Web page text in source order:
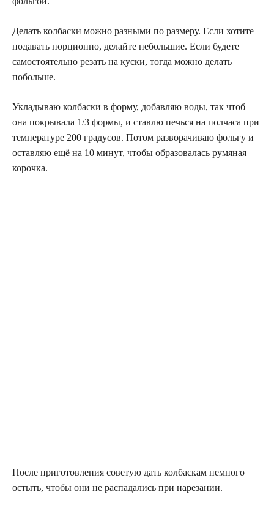
Делать колбаски можно разными по размеру. Если хотите
подавать порционно, делайте небольшие. Если будете
самостоятельно резать на куски, тогда можно делать
побольше.
Укладываю колбаски в форму, добавляю воды, так чтоб
она покрывала 1/3 формы, и ставлю печься на полчаса при
температуре 200 градусов. Потом разворачиваю фольгу и
оставляю ещё на 10 минут, чтобы образовалась румяная
корочка.
После приготовления советую дать колбаскам немного
остыть, чтобы они не распадались при нарезании.